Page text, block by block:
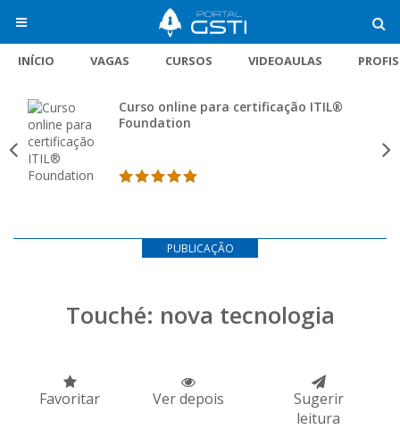
INÍCIO VAGAS CURSOS VIDEOAULAS
Curso online para certificação ITIL®
Foundation
PUBLICAÇÃO
Touché: nova tecnologia
Favoritar Ver depois
Sugerir
leitura